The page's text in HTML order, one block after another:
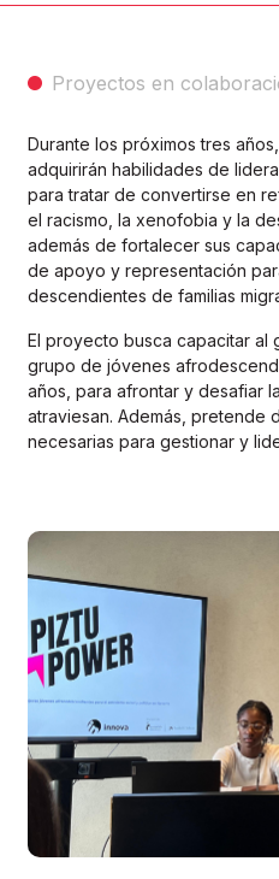
Proyectos en
Durante los próximos tres
adquirirán habilidades de
para tratar de convertirse en
el racismo, la xenofobia y la
además de fortalecer sus
de apoyo y representación
descendientes de familias
El proyecto busca capacitar al
grupo de jóvenes
años, para afrontar y desafiar
atraviesan. Además, pretende
necesarias para gestionar y